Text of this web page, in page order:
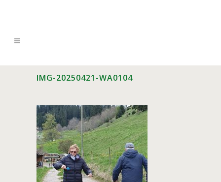
IMG-20250421-WA0104